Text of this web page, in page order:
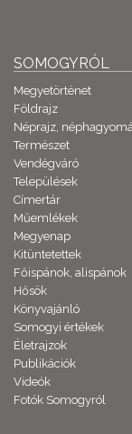
SOMOGYRÓL
Megyetörténet
Földrajz
Néprajz,
Természet
Vendégváró
Települések
Címertár
Műemlékek
Megyenap
Kitüntetettek
Főispánok, alispánok
Hősök
Könyvajánló
Somogyi értékek
Életrajzok
Publikációk
Videók
Fotók Somogyról